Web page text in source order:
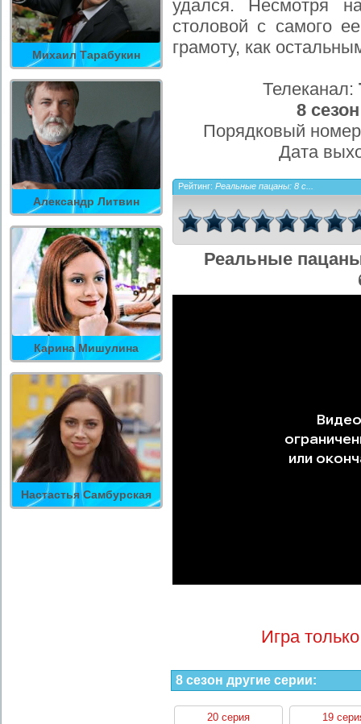
Михаил Тарабукин
Александр Литвин
Карина Мишулина
Настастья Самбурская
удался. Несмотря
столовой с самого
грамоту, как
Телеканал:
8 сезон
Порядковый
Дата
Рейтинг: Реальные пацаны: 8 с...
Реальные
Игра
8 сезон другие серии:
20 серия 19